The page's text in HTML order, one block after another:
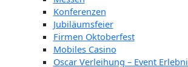
Konferenzen
Jubiläumsfeier
Firmen Oktoberfest
Mobiles Casino
Oscar Verleihung – Event